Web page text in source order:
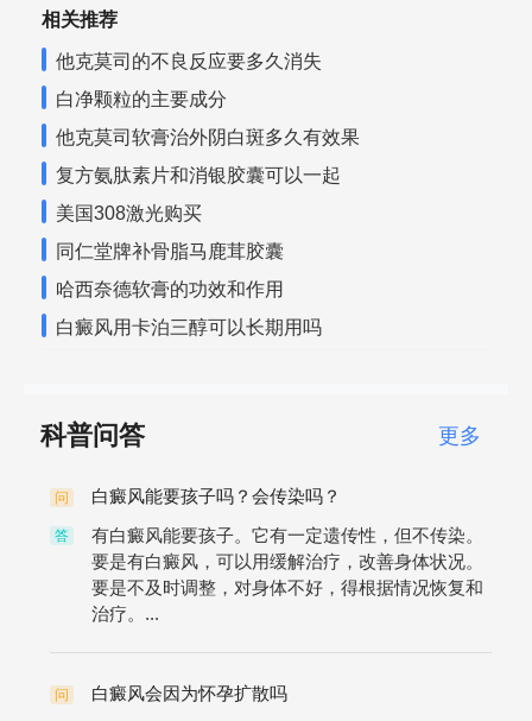
相关推荐
他克莫司的不良反应要多久消失
白净颗粒的主要成分
他克莫司软膏治外阴白斑多久有效果
复方氨肽素片和消银胶囊可以一起
美国308激光购买
同仁堂牌补骨脂马鹿茸胶囊
哈西奈德软膏的功效和作用
白癜风用卡泊三醇可以长期用吗
科普问答 更多
问 白癜风能要孩子吗？会传染吗？
答
有白癜风能要孩子。它有一定遗传性，但不传染。
要是有白癜风，可以用缓解治疗，改善身体状况。
要是不及时调整，对身体不好，得根据情况恢复和
治疗。...
问 白癜风会因为怀孕扩散吗